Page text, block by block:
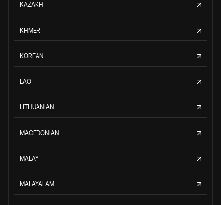
KAZAKH
KHMER
KOREAN
LAO
LITHUANIAN
MACEDONIAN
MALAY
MALAYALAM